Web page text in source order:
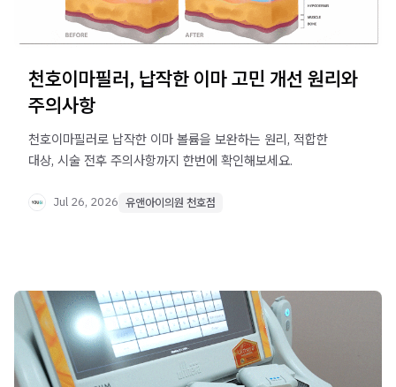
천호이마필러, 납작한 이마 고민 개선 원리와
주의사항
천호이마필러로 납작한 이마 볼륨을 보완하는 원리, 적합한
대상, 시술 전후 주의사항까지 한번에 확인해보세요.
Jul 26, 2026 유앤아이의원 천호점